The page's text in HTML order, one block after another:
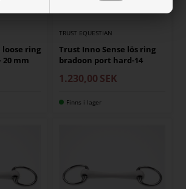
loose ring
20 mm
TRUST EQUESTIAN
Trust Inno Sense lös ring
bradoon port hard-14
1.230,00 SEK
Finns i lager